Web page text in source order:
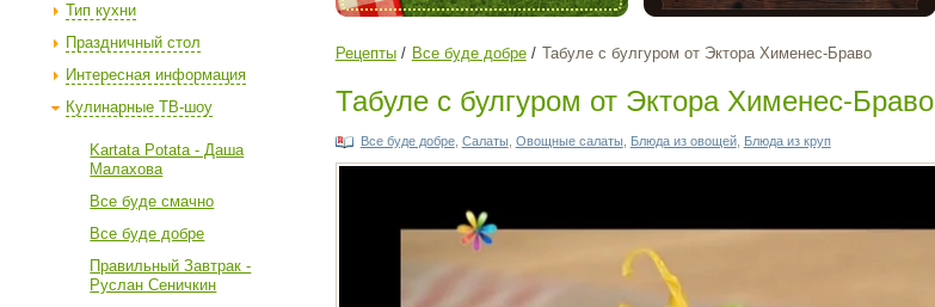
Тип кухни
Праздничный стол
Интересная информация
Кулинарные ТВ-шоу
Kartata Potata - Даша
Малахова
Все буде смачно
Все буде добре
Правильный Завтрак -
Руслан Сеничкин
Рецепты Все буде добре Табуле с булгуром от Эктора Хименес-Браво
Табуле с булгуром от Эктора Хименес-Браво
Все буде добре, Салаты Овощные салаты Блюда из овощей, Блюда из круп